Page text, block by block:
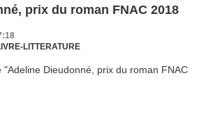
prix du roman FNAC 2018
LITTERATURE